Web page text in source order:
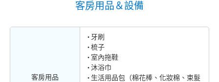
客房用品＆設備
客房用品
牙刷
梳子
室內拖鞋
沐浴巾
生活用品包（棉花棒、化妝棉、束髮